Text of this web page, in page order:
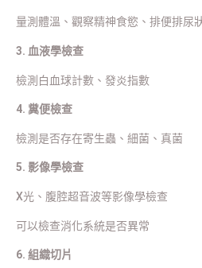
量測體溫、觀察精神食慾、排便排尿
3. 血液學檢查
檢測白血球計數、發炎指數
4. 糞便檢查
檢測是否存在寄生蟲、細菌、真菌
5. 影像學檢查
X光、腹腔超音波等影像學檢查
可以檢查消化系統是否異常
6. 組織切片